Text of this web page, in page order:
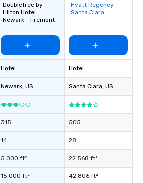
DoubleTree by
Hilton Hotel
Newark - Fremont
Hotel
Newark, US
315
14
5.000 ft²
15.000 ft²
Removed from
favorites
Hyatt Regency
Santa Clara
Hotel
Santa Clara, US
505
28
22.568 ft²
42.806 ft²